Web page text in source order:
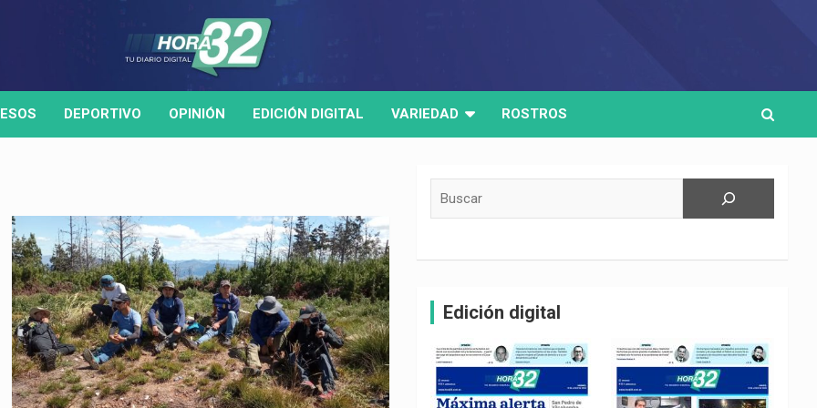
DEPORTIVO OPINIÓN EDICIÓN DIGITAL VARIEDAD ROSTROS
Edición digital